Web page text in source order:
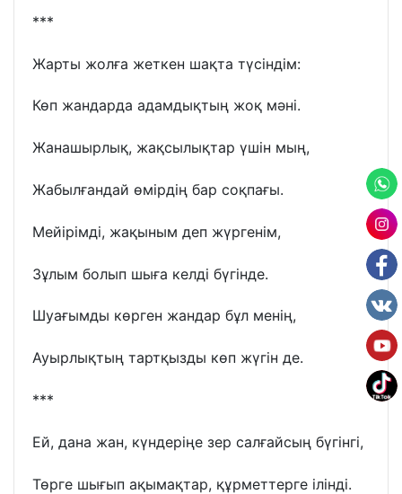
***
Жарты жолға жеткен шақта түсіндім:
Көп жандарда адамдықтың жоқ мәні.
Жанашырлық, жақсылықтар үшін мың,
Жабылғандай өмірдің бар соқпағы.
Мейірімді, жақыным деп жүргенім,
Зұлым болып шыға келді бүгінде.
Шуағымды көрген жандар бұл менің,
Ауырлықтың тартқызды көп жүгін де.
***
Ей, дана жан, күндеріңе зер салғайсың бүгінгі,
Төрге шығып ақымақтар, құрметтерге ілінді.